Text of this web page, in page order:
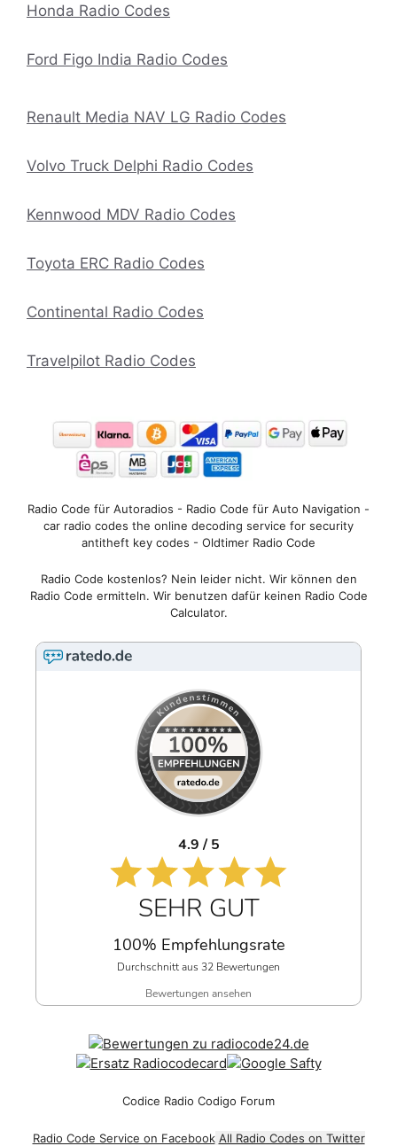
Honda Radio Codes
Ford Figo India Radio Codes
Renault Media NAV LG Radio Codes
Volvo Truck Delphi Radio Codes
Kennwood MDV Radio Codes
Toyota ERC Radio Codes
Continental Radio Codes
Travelpilot Radio Codes
Radio Code für Autoradios - Radio Code für Auto Navigation -
car radio codes the online decoding service for security
antitheft key codes - Oldtimer Radio Code
Radio Code kostenlos? Nein leider nicht. Wir können den
Radio Code ermitteln. Wir benutzen dafür keinen Radio Code
Calculator.
4.9 / 5
SEHR GUT
100% Empfehlungsrate
Durchschnitt aus 32 Bewertungen
Bewertungen ansehen
Codice Radio Codigo Forum
Radio Code Service on Facebook All Radio Codes on Twitter